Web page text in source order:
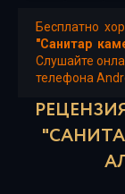
14
15
Бесплатно
"Санитар
Слушайте
телефона